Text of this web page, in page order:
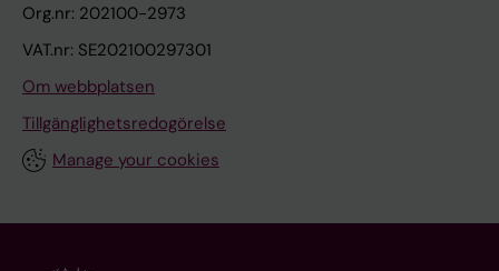
Org.nr: 202100-2973
VAT.nr: SE202100297301
Om webbplatsen
Tillgänglighetsredogörelse
Manage your cookies